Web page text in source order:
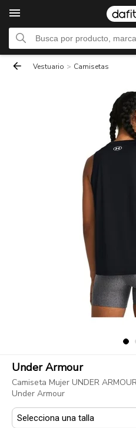
Vestuario > Camisetas
Under Armour
Camiseta Mujer UNDER
Under Armour